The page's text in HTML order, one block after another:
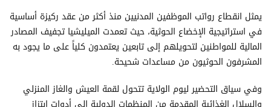
يمثل انقطاع رواتب الموظفين المدنيين منذ أكثر من عقد ركيزة أساسية
في استراتيجية الإخضاع الحوثية، حيث تعمدت الميليشيا تجفيف المصادر
المالية للمواطنين لتحويلهم إلى تابعين يعتمدون كلياً على ما يجود به
المشرفون الحوثيون من مساعدات شحيحة.
وفي سياق التحضير ليوم الولاية تتحول لقمة العيش والغاز المنزلي